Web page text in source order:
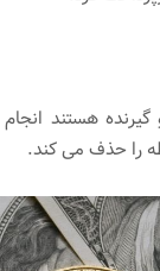
و گیرنده هستند
را حذف می کند.